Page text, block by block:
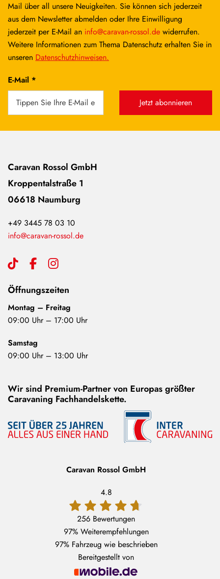
Mail über all unsere Neuigkeiten. Sie können sich jederzeit
aus dem Newsletter abmelden oder Ihre Einwilligung
jederzeit per E-Mail an info@caravan-rossol.de widerrufen.
Weitere Informationen zum Thema Datenschutz erhalten Sie in
unseren Datenschutzhinweisen.
E-Mail *
Jetzt abonnieren
Caravan Rossol GmbH
Kroppentalstraße 1
06618 Naumburg
+49 3445 78 03 10
info@caravan-rossol.de
Öffnungszeiten
Montag – Freitag
09:00 Uhr – 17:00 Uhr
Samstag
09:00 Uhr – 13:00 Uhr
Wir sind Premium-Partner von Europas größter
Caravaning Fachhandelskette.
Caravan Rossol GmbH
4.8
256 Bewertungen
97%Weiterempfehlungen
97%Fahrzeug wie beschrieben
Bereitgestellt von